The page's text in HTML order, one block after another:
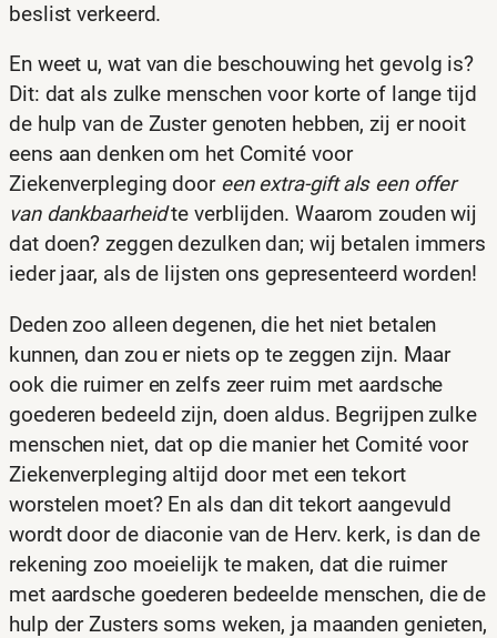
beslist verkeerd.
En weet u, wat van die beschouwing het gevolg is?
Dit: dat als zulke menschen voor korte of lange tijd
de hulp van de Zuster genoten hebben, zij er nooit
eens aan denken om het Comité voor
Ziekenverpleging door een extra-gift als een offer
van dankbaarheidte verblijden. Waarom zouden wij
dat doen? zeggen dezulken dan; wij betalen immers
ieder jaar, als de lijsten ons gepresenteerd worden!
Deden zoo alleen degenen, die het niet betalen
kunnen, dan zou er niets op te zeggen zijn. Maar
ook die ruimer en zelfs zeer ruim met aardsche
goederen bedeeld zijn, doen aldus. Begrijpen zulke
menschen niet, dat op die manier het Comité voor
Ziekenverpleging altijd door met een tekort
worstelen moet? En als dan dit tekort aangevuld
wordt door de diaconie van de Herv. kerk, is dan de
rekening zoo moeielijk te maken, dat die ruimer
met aardsche goederen bedeelde menschen, die de
hulp der Zusters soms weken, ja maanden genieten,